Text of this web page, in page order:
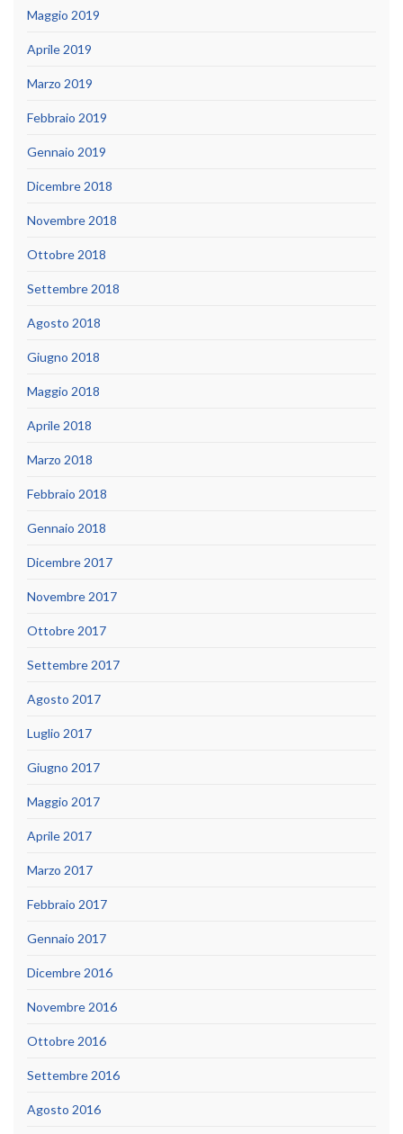
Maggio 2019
Aprile 2019
Marzo 2019
Febbraio 2019
Gennaio 2019
Dicembre 2018
Novembre 2018
Ottobre 2018
Settembre 2018
Agosto 2018
Giugno 2018
Maggio 2018
Aprile 2018
Marzo 2018
Febbraio 2018
Gennaio 2018
Dicembre 2017
Novembre 2017
Ottobre 2017
Settembre 2017
Agosto 2017
Luglio 2017
Giugno 2017
Maggio 2017
Aprile 2017
Marzo 2017
Febbraio 2017
Gennaio 2017
Dicembre 2016
Novembre 2016
Ottobre 2016
Settembre 2016
Agosto 2016